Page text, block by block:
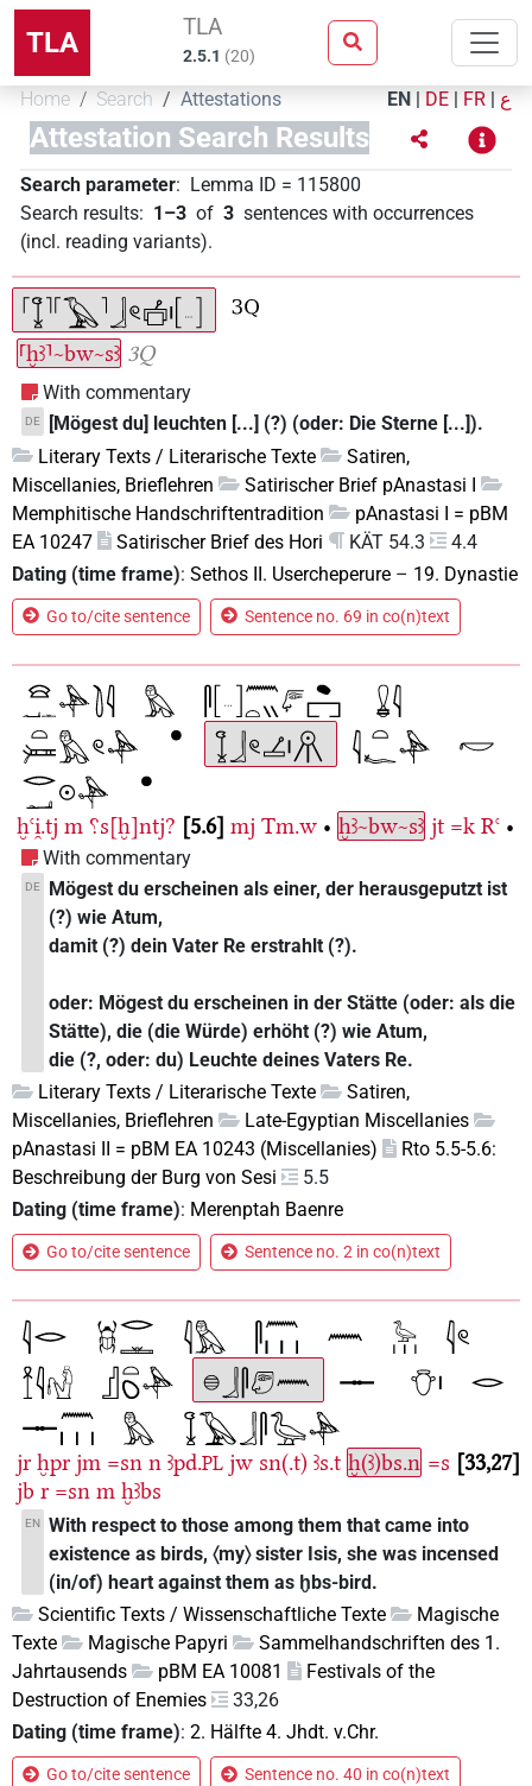
TLA TLA
2.5.1 (20)
Home Search Attestations EN | DE | FR | ع
Attestation Search Results
Search parameter: Lemma ID = 115800
Search results: 1–3 of 3 sentences with occurrences
(incl. reading variants).
⸢ḫꜣ⸣~bw~sꜣ 3Q
With commentary
DE
[Mögest du] leuchten [...] (?) (oder: Die Sterne [...]).
Literary Texts / Literarische Texte
Satiren,
Miscellanies, Brieflehren
Satirischer Brief pAnastasi I
Memphitische Handschriftentradition
pAnastasi I = pBM
EA 10247
Satirischer Brief des Hori KÄT 54.3
4.4
Dating (time frame): Sethos II. Usercheperure – 19. Dynastie
Go to/cite sentence Sentence no. 69 in co(n)text
ḫꜥi̯.tj m ⸮s[ḫ]ntj? 5.6 mj Tm.w • ḫꜣ~bw~sꜣ jt =k Rꜥ •
With commentary
DE
Mögest du erscheinen als einer, der herausgeputzt ist
(?) wie Atum,
damit (?) dein Vater Re erstrahlt (?).
oder: Mögest du erscheinen in der Stätte (oder: als die
Stätte), die (die Würde) erhöht (?) wie Atum,
die (?, oder: du) Leuchte deines Vaters Re.
Literary Texts / Literarische Texte
Satiren,
Miscellanies, Brieflehren
Late-Egyptian Miscellanies
pAnastasi II = pBM EA 10243 (Miscellanies)
Rto 5.5-5.6:
Beschreibung der Burg von Sesi
5.5
Dating (time frame): Merenptah Baenre
Go to/cite sentence Sentence no. 2 in co(n)text
jr ḫpr jm =sn n ꜣpd.PL jw sn(.t) ꜣs.t ḫ(ꜣ)bs.n =s 33,27
jb r =sn m ḫꜣbs
EN With respect to those among them that came into
existence as birds, 〈my〉 sister Isis, she was incensed
(in/of) heart against them as ḫbs-bird.
Scientific Texts / Wissenschaftliche Texte
Magische
Texte
Magische Papyri
Sammelhandschriften des 1.
Jahrtausends
pBM EA 10081
Festivals of the
Destruction of Enemies
33,26
Dating (time frame): 2. Hälfte 4. Jhdt. v.Chr.
Go to/cite sentence Sentence no. 40 in co(n)text